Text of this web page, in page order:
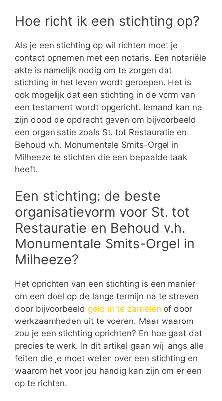
Hoe richt ik een stichting op?
Als je een stichting op wil richten moet je
contact opnemen met een notaris. Een notariële
akte is namelijk nodig om te zorgen dat
stichting in het leven wordt geroepen. Het is
ook mogelijk dat een stichting in de vorm van
een testament wordt opgericht. Iemand kan na
zijn dood de opdracht geven om bijvoorbeeld
een organisatie zoals St. tot Restauratie en
Behoud v.h. Monumentale Smits-Orgel in
Milheeze te stichten die een bepaalde taak
heeft.
Een stichting: de beste
organisatievorm voor St. tot
Restauratie en Behoud v.h.
Monumentale Smits-Orgel in
Milheeze?
Het oprichten van een stichting is een manier
om een doel op de lange termijn na te streven
door bijvoorbeeld geld in te zamelen of door
werkzaamheden uit te voeren. Maar waarom
zou je een stichting oprichten? En hoe gaat dat
precies te werk. In dit artikel gaan wij langs alle
feiten die je moet weten over een stichting en
waarom het voor jou handig kan zijn om er een
op te richten.